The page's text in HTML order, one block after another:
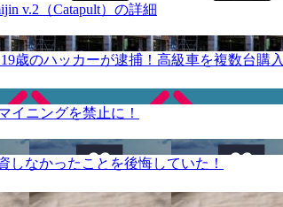
v.2（Catapult）の詳細
歳のハッカーが逮捕！高級車を複数台購入
イニングを禁止に！
しなかったことを後悔していた！